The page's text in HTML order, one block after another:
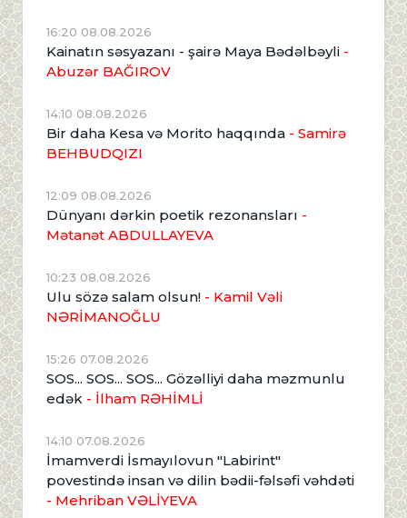
16:20 08.08.2026
Kainatın səsyazanı - şairə Maya Bədəlbəyli -
Abuzər BAĞIROV
14:10 08.08.2026
Bir daha Kesa və Morito haqqında - Samirə
BEHBUDQIZI
12:09 08.08.2026
Dünyanı dərkin poetik rezonansları -
Mətanət ABDULLAYEVA
10:23 08.08.2026
Ulu sözə salam olsun! - Kamil Vəli
NƏRİMANOĞLU
15:26 07.08.2026
SOS... SOS... SOS... Gözəlliyi daha məzmunlu
edək - İlham RƏHİMLİ
14:10 07.08.2026
İmamverdi İsmayılovun "Labirint"
povestində insan və dilin bədii-fəlsəfi vəhdəti
- Mehriban VƏLİYEVA